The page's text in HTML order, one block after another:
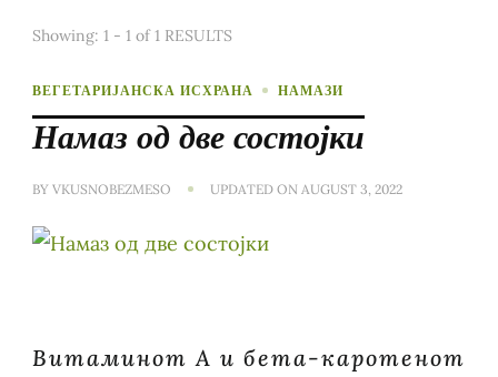
Showing: 1 - 1 of 1 RESULTS
ВЕГЕТАРИЈАНСКА ИСХРАНА НАМАЗИ
Намаз од две состојки
BY VKUSNOBEZMESO UPDATED ON AUGUST 3, 2022
Витаминот А и бета-каротенот